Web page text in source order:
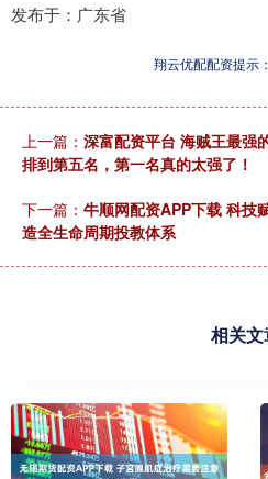
发布于：广东省
翔云优配配资提示
上一篇： 深富配资平台 海贼王最强
排到第五名，第一名真的太强了！
下一篇： 牛顺网配资APP下载 科技
造全生命周期投教体系
相关文